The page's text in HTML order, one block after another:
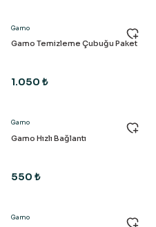
Gamo
Gamo Temizleme Çubuğu Paket
1.050 ₺
Gamo
Gamo Hızlı Bağlantı
550 ₺
Gamo